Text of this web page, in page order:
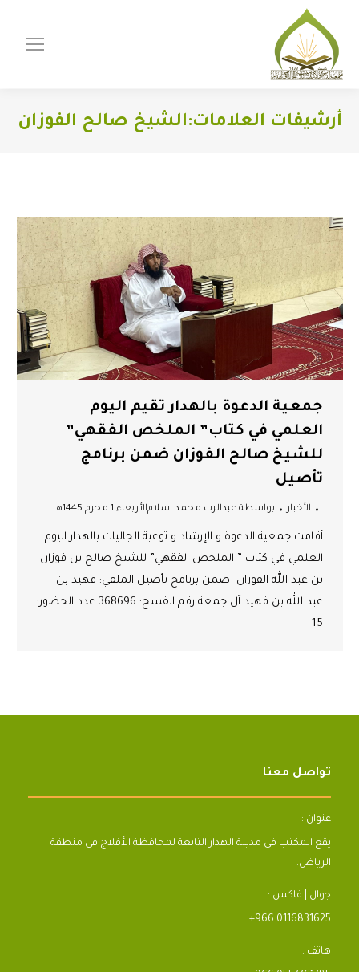
أرشيفات العلامات:الشيخ صالح الفوزان
جمعية الدعوة بالهدار تقيم اليوم
العلمي في كتاب” الملخص الفقهي”
للشيخ صالح الفوزان ضمن برنامج
تأصيل
الأخبار بواسطة عبدالرب محمد اسلامالأربعاء 1 محرم 1445هـ
أقامت جمعية الدعوة و الإرشاد و توعية الجاليات بالهدار اليوم
العلمي في كتاب ” الملخص الفقهي” للشيخ صالح بن فوزان
بن عبد الله الفوزان ضمن برنامج تأصيل الملقي: فهيد بن
عبد الله بن فهيد آل جمعة رقم الفسح: 368696 عدد الحضور:
15
تواصل معنا
عنوان :
يقع المكتب فى مدينة الهدار التابعة لمحافظة الأفلاج فى منطقة
الرياض.
جوال | فاكس :
+966 0116831625
هاتف :